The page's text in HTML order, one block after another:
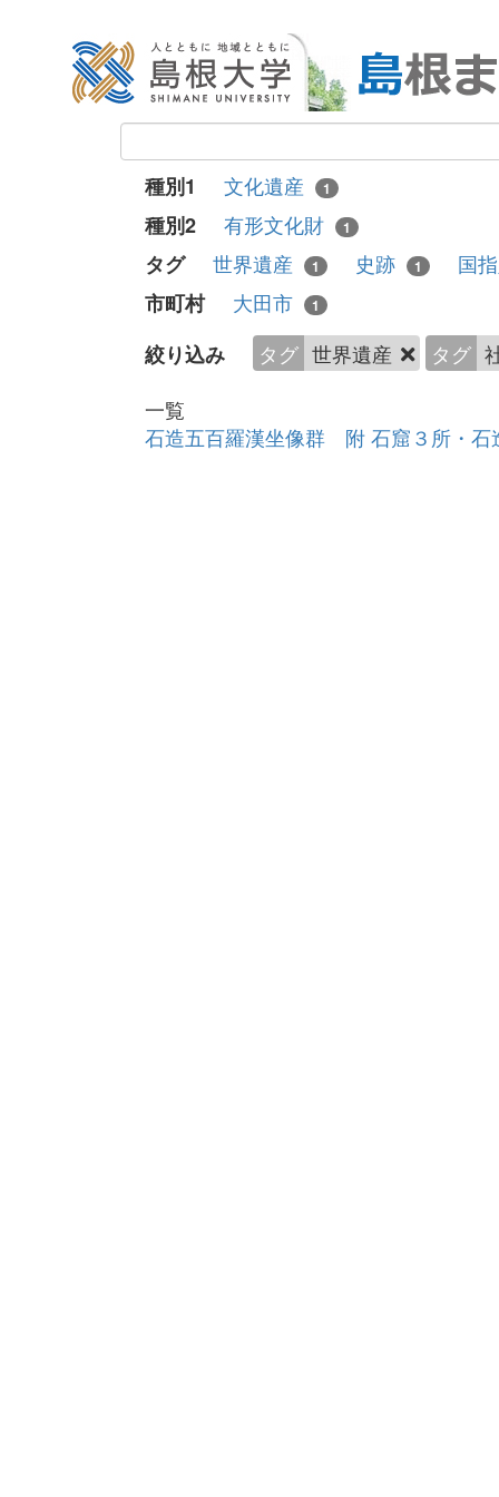
種別1 文化遺産 1
種別2 有形文化財 1
タグ 世界遺産 1 史跡 1
国
市町村
大田市 1
絞り込み タグ 世界遺産 タグ
一覧
石造五百羅漢坐像群 附 石窟３所・石